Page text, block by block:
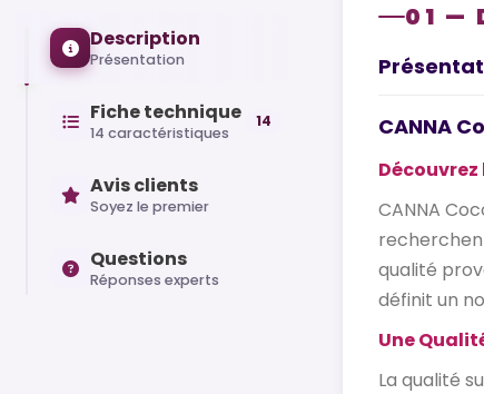
Description
Présentation
Fiche technique
14 caractéristiques
14
Avis clients
Soyez le premier
Questions
Réponses experts
01 —
CANNA
CANNA
qualité
définit un
Une
La qualité